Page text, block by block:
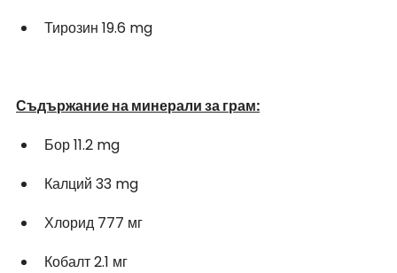
Тирозин 19.6 mg
Съдържание на минерали за грам:
Бор 11.2 mg
Калций 33 mg
Хлорид 777 мг
Кобалт 2.1 мг